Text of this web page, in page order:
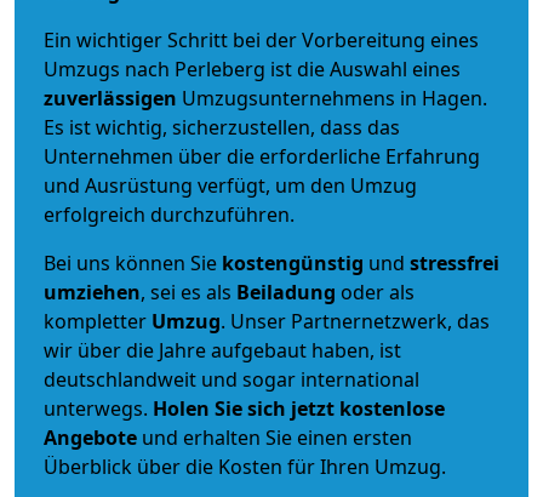
Ein wichtiger Schritt bei der Vorbereitung eines
Umzugs nach Perleberg ist die Auswahl eines
zuverlässigen Umzugsunternehmens in Hagen.
Es ist wichtig, sicherzustellen, dass das
Unternehmen über die erforderliche Erfahrung
und Ausrüstung verfügt, um den Umzug
erfolgreich durchzuführen.
Bei uns können Sie kostengünstig und stressfrei
umziehen, sei es als Beiladung oder als
kompletter Umzug. Unser Partnernetzwerk, das
wir über die Jahre aufgebaut haben, ist
deutschlandweit und sogar international
unterwegs. Holen Sie sich jetzt kostenlose
Angebote und erhalten Sie einen ersten
Überblick über die Kosten für Ihren Umzug.